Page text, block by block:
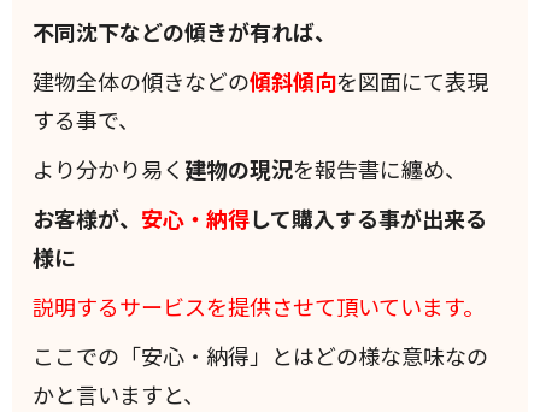
不同沈下などの傾きが有れば、
建物全体の傾きなどの傾斜傾向を図面にて表現
する事で、
より分かり易く 建物の現況を報告書に纏め、
お客様が、 安心・納得して購入する事が出来る
様に
説明するサービスを提供させて頂いています。
ここでの「安心・納得」とはどの様な意味なの
かと言いますと、